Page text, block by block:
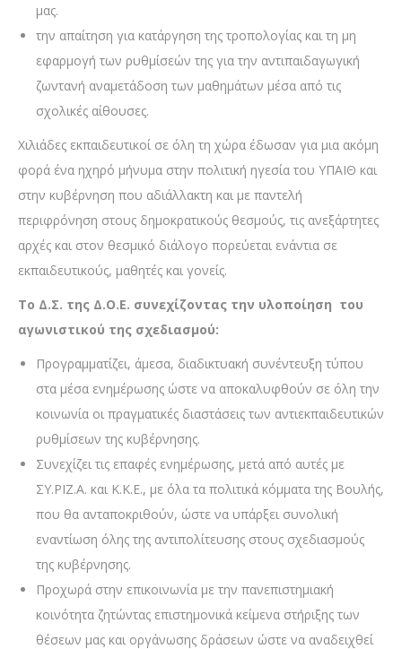
μας.
την απαίτηση για κατάργηση της τροπολογίας και τη μη
εφαρμογή των ρυθμίσεών της για την αντιπαιδαγωγική
ζωντανή αναμετάδοση των μαθημάτων μέσα από τις
σχολικές αίθουσες.
Χιλιάδες εκπαιδευτικοί σε όλη τη χώρα έδωσαν για μια ακόμη
φορά ένα ηχηρό μήνυμα στην πολιτική ηγεσία του ΥΠΑΙΘ και
στην κυβέρνηση που αδιάλλακτη και με παντελή
περιφρόνηση στους δημοκρατικούς θεσμούς, τις ανεξάρτητες
αρχές και στον θεσμικό διάλογο πορεύεται ενάντια σε
εκπαιδευτικούς, μαθητές και γονείς.
Το Δ.Σ. της Δ.Ο.Ε. συνεχίζοντας την υλοποίηση του
αγωνιστικού της σχεδιασμού:
Προγραμματίζει, άμεσα, διαδικτυακή συνέντευξη τύπου
στα μέσα ενημέρωσης ώστε να αποκαλυφθούν σε όλη την
κοινωνία οι πραγματικές διαστάσεις των αντιεκπαιδευτικών
ρυθμίσεων της κυβέρνησης.
Συνεχίζει τις επαφές ενημέρωσης, μετά από αυτές με
ΣΥ.ΡΙΖ.Α. και Κ.Κ.Ε., με όλα τα πολιτικά κόμματα της Βουλής,
που θα ανταποκριθούν, ώστε να υπάρξει συνολική
εναντίωση όλης της αντιπολίτευσης στους σχεδιασμούς
της κυβέρνησης.
Προχωρά στην επικοινωνία με την πανεπιστημιακή
κοινότητα ζητώντας επιστημονικά κείμενα στήριξης των
θέσεων μας και οργάνωσης δράσεων ώστε να αναδειχθεί